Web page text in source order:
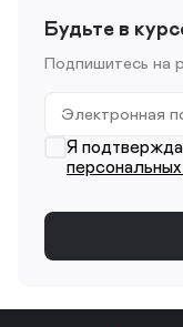
Будьте в
Подпишитесь на
Я